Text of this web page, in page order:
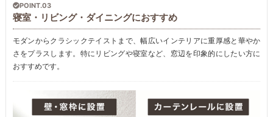
POINT.03
寝室・リビング・ダイニングにおすすめ
モダンからクラシックテイストまで、幅広いインテリアに重厚感と華やか
さをプラスします。特にリビングや寝室など、窓辺を印象的にしたい方に
おすすめです。